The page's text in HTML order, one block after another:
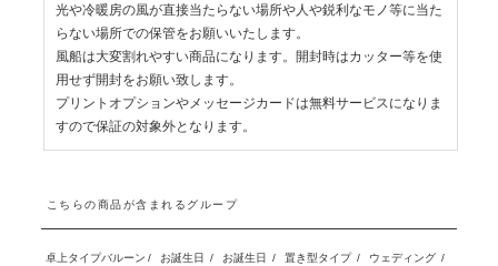
光や冷暖房の風が直接当たらない場所や人や鋭利なモノ等に当た
らない場所での保管をお願いいたします。
風船は大変割れやすい商品になります。開封時はカッター等を使
用せず開封をお願い致します。
プリントオプションやメッセージカードは無料サービスになりま
すので保証の対象外となります。
こちらの商品が含まれるグループ
卓上タイプバルーン / お誕生日 / お誕生日 / 置き型タイプ / ウェディング /